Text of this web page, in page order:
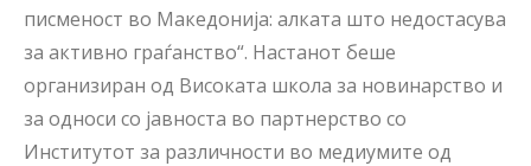
писменост во Македонија: алката што недостасува
за активно граѓанство“. Настанот беше
организиран од Високата школа за новинарство и
за односи со јавноста во партнерство со
Институтот за различности во медиумите од